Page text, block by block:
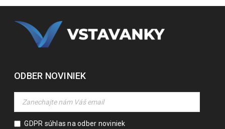
ODBER NOVINIEK
GDPR súhlas na odber noviniek